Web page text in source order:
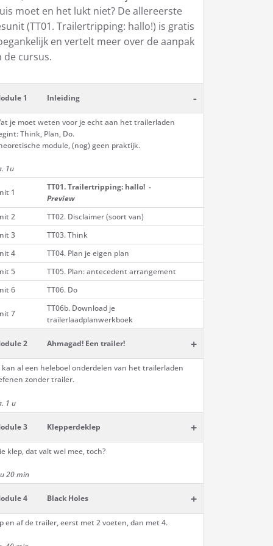
moet en het lukt niet? De allereerste
(TT01. Trailertripping: hallo!) is gratis
en vertelt meer over de aanpak
de cursus.
1 Inleiding -
je moet weten voor je echt aan het trailerladen
Think, Plan, Do.
module, (nog) geen praktijk.
1u
1
TT01. Trailertripping: hallo! -
Preview
2
TT02. Disclaimer (soort van)
3
TT03. Think
4
TT04. Plan je eigen plan
5
TT05. Plan: antecedent arrangement
6
TT06. Do
7
TT06b. Download je
trailerlaadplanwerkboek
2 Ahmagad! Een trailer! +
kan al een heleboel onderdelen van het trailerladen
zonder trailer.
1 u
3 Klepperdeklep +
klep, dat valt wel mee, toch?
20 min
4 Black Holes +
en af de trailer, eerst met 2 voeten, dan met 4.